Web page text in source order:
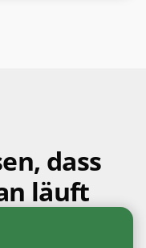
dass
läuft